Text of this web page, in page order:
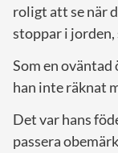
roligt att se när
stoppar i jorden,
Som en oväntad
han inte räknat
Det var hans
passera